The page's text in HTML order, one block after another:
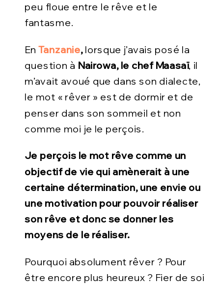
peu floue entre le rêve et le
fantasme.
En Tanzanie,lorsque j’avais posé la
question à Nairowa, le chef Maasaï, il
m’avait avoué que dans son dialecte,
le mot « rêver » est de dormir et de
penser dans son sommeil et non
comme moi je le perçois.
Je perçois le mot rêve comme un
objectif de vie qui amènerait à une
certaine détermination, une envie ou
une motivation pour pouvoir réaliser
son rêve et donc se donner les
moyens de le réaliser.
Pourquoi absolument rêver ? Pour
être encore plus heureux ? Fier de soi